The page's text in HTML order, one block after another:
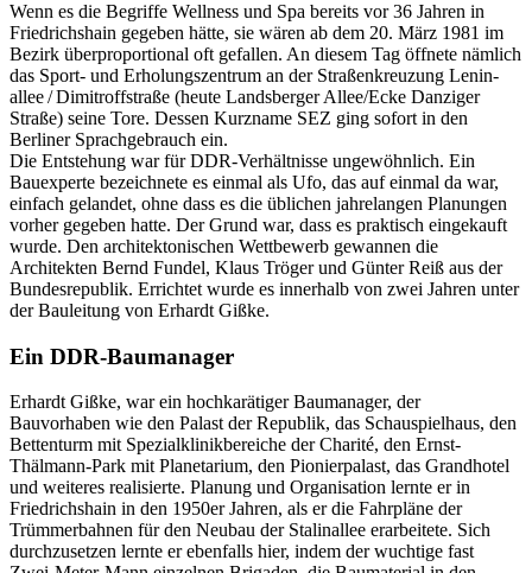
Wenn es die Begriffe Wellness und Spa bereits vor 36 Jahren in
Friedrichshain gegeben hätte, sie wären ab dem 20. März 1981 im
Bezirk überproportional oft gefallen. An diesem Tag öffnete nämlich
das Sport- und Erholungszentrum an der Straßenkreuzung Lenin­
allee / Dimitroffstraße (heute Landsberger Allee/Ecke Danziger
Straße) seine Tore. Dessen Kurzname SEZ ging sofort in den
Berliner Sprachgebrauch ein.
Die Entstehung war für DDR-Verhältnisse ungewöhnlich. Ein
Bauexperte bezeichnete es einmal als Ufo, das auf einmal da war,
einfach gelandet, ohne dass es die üblichen jahrelangen Planungen
vorher gegeben hatte. Der Grund war, dass es praktisch eingekauft
wurde. Den architektonischen Wettbewerb gewannen die
Architekten Bernd Fundel, Klaus Tröger und Günter Reiß aus der
Bundesrepublik. Errichtet wurde es innerhalb von zwei Jahren unter
der Bauleitung von Erhardt Gißke.
Ein DDR-Baumanager
Erhardt Gißke, war ein hochkarätiger Baumanager, der
Bauvorhaben wie den Palast der Republik, das Schauspielhaus, den
Bettenturm mit Spezialklinikbereiche der Charité, den Ernst-
Thälmann-Park mit Planetarium, den Pionierpalast, das Grandhotel
und weiteres realisierte. Planung und Organisation lernte er in
Friedrichshain in den 1950er Jahren, als er die Fahrpläne der
Trümmerbahnen für den Neubau der Stalinallee erarbeitete. Sich
durchzusetzen lernte er ebenfalls hier, indem der wuchtige fast